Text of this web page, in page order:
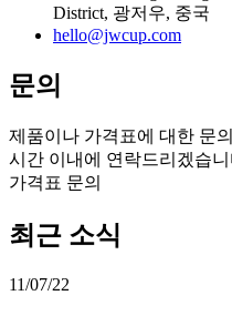
District, 광저우, 중국
hello@jwcup.com
문의
제품이나 가격표에 대한 문
시간 이내에 연락드리겠습니
가격표 문의
최근 소식
11/07/22